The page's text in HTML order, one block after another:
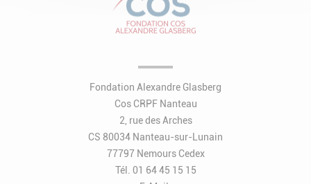
Fondation Alexandre Glasberg
Cos CRPF Nanteau
2, rue des Arches
CS 80034 Nanteau-sur-Lunain
77797 Nemours Cedex
Tél. 01 64 45 15 15